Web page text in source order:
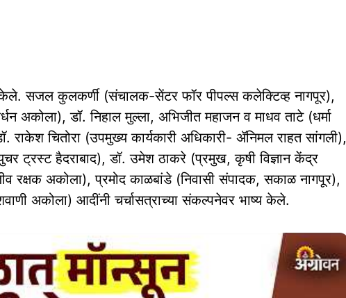
केले. सजल कुलकर्णी (संचालक-सेंटर फॉर पीपल्स कलेक्टिव्ह नागपूर),
अकोला), डॉ. निहाल मुल्ला, अभिजीत महाजन व माधव ताटे (धर्मा
राकेश चितोरा (उपमुख्य कार्यकारी अधिकारी- ॲनिमल राहत सांगली),
ट्रस्ट हैदराबाद), डॉ. उमेश ठाकरे (प्रमुख, कृषी विज्ञान केंद्र
रक्षक अकोला), प्रमोद काळबांडे (निवासी संपादक, सकाळ नागपूर),
अकोला) आदींनी चर्चासत्राच्या संकल्पनेवर भाष्य केले.